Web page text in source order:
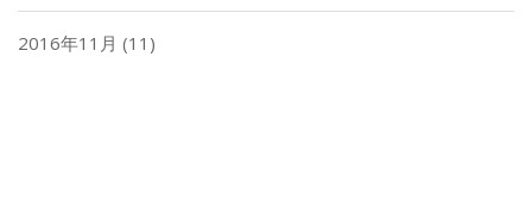
2016年11月 (11)